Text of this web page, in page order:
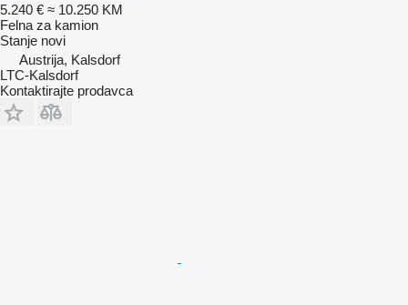
5.240 € ≈ 10.250 KM
Felna za kamion
Stanje novi
Austrija, Kalsdorf
LTC-Kalsdorf
Kontaktirajte prodavca